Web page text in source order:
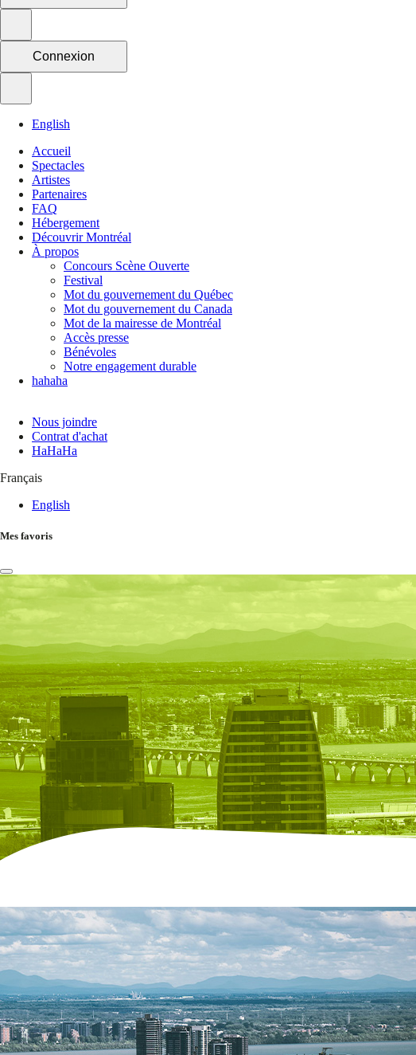
Connexion
English
Accueil
Spectacles
Artistes
Partenaires
FAQ
Hébergement
Découvrir Montréal
À propos
Concours Scène Ouverte
Festival
Mot du gouvernement du Québec
Mot du gouvernement du Canada
Mot de la mairesse de Montréal
Accès presse
Bénévoles
Notre engagement durable
hahaha
Nous joindre
Contrat d'achat
HaHaHa
Français
English
Mes favoris